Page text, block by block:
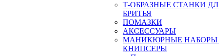
Т-ОБРАЗНЫЕ СТАНКИ
БРИТЬЯ
ПОМАЗКИ
АКСЕССУАРЫ
МАНИКЮРНЫЕ НАБОРЫ
КНИПСЕРЫ